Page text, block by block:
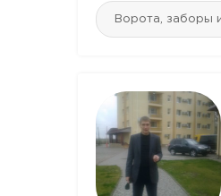
Ворота, заборы